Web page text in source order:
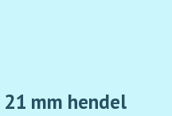
mm hendel